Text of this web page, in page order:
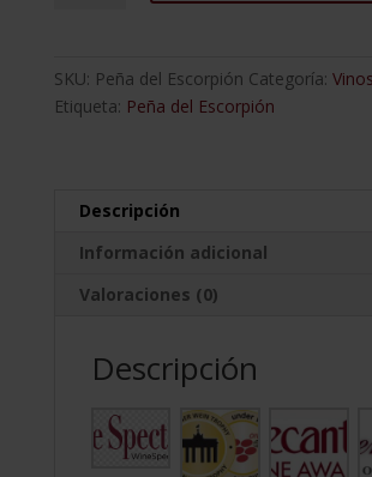
SKU: Peña del Escorpión Categoría:
Etiqueta: Peña del Escorpión
Descripción
Información adicional
Valoraciones (0)
Descripción